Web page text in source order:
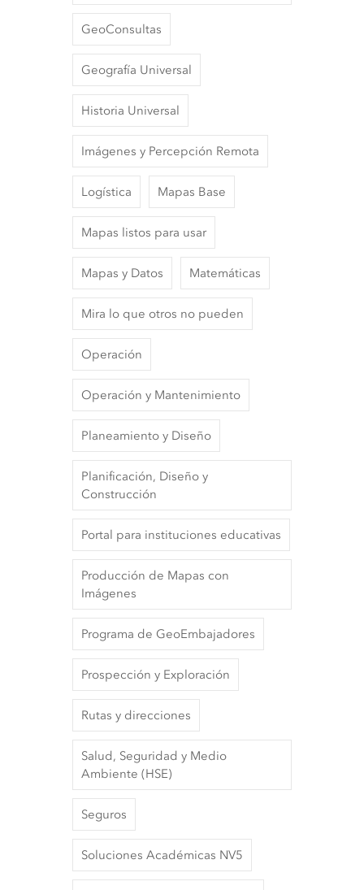
GeoConsultas
Geografía Universal
Historia Universal
Imágenes y Percepción Remota
Logística Mapas Base
Mapas listos para usar
Mapas y Datos Matemáticas
Mira lo que otros no pueden
Operación
Operación y Mantenimiento
Planeamiento y Diseño
Planificación, Diseño y
Construcción
Portal para instituciones educativas
Producción de Mapas con
Imágenes
Programa de GeoEmbajadores
Prospección y Exploración
Rutas y direcciones
Salud, Seguridad y Medio
Ambiente (HSE)
Seguros
Soluciones Académicas NV5